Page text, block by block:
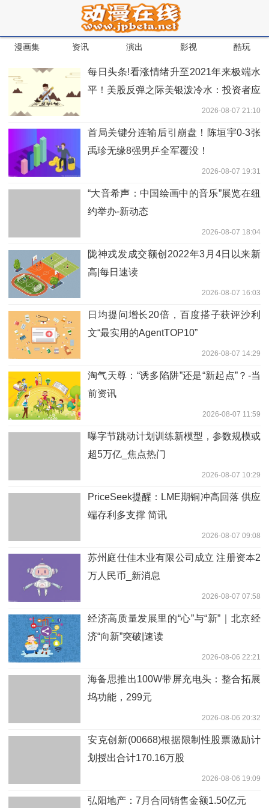
漫画集 资讯 演出 影视 酷玩
每日头条!看涨情绪升至2021年来极端水
平！美股反弹之际美银泼冷水：投资者应
2026-08-07 21:10
首局关键分连输后引崩盘！陈垣宇0-3张
禹珍无缘8强男乒全军覆没！
2026-08-07 19:31
“大音希声：中国绘画中的音乐”展览在纽
约举办-新动态
2026-08-07 18:04
陇神戎发成交额创2022年3月4日以来新
高|每日速读
2026-08-07 16:03
日均提问增长20倍，百度搭子获评沙利
文“最实用的AgentTOP10”
2026-08-07 14:29
淘气天尊：“诱多陷阱”还是“新起点”？-当
前资讯
2026-08-07 11:59
曝字节跳动计划训练新模型，参数规模或
超5万亿_焦点热门
2026-08-07 10:29
PriceSeek提醒：LME期铜冲高回落 供应
端存利多支撑 简讯
2026-08-07 09:08
苏州庭仕佳木业有限公司成立 注册资本2
万人民币_新消息
2026-08-07 07:58
经济高质量发展里的“心”与“新”｜北京经
济“向新”突破|速读
2026-08-06 22:21
海备思推出100W带屏充电头：整合拓展
坞功能，299元
2026-08-06 20:32
安克创新(00668)根据限制性股票激励计
划授出合计170.16万股
2026-08-06 19:09
弘阳地产：7月合同销售金额1.50亿元